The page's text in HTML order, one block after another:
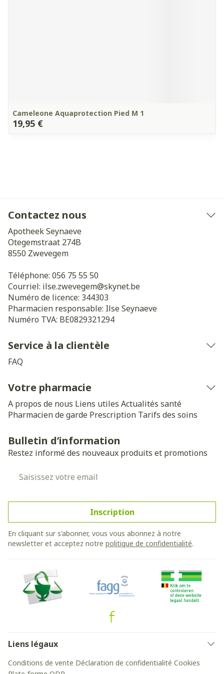
Cameleone Aquaprotection Pied M 1
19,95 €
Contactez nous
Apotheek Seynaeve
Otegemstraat 274B
8550 Zwevegem
Téléphone: 056 75 55 50
Courriel: ilse.zwevegem@skynet.be
Numéro de licence: 344303
Pharmacien responsable: Ilse Seynaeve
Numéro TVA: BE0829321294
Service à la clientèle
FAQ
Votre pharmacie
A propos de nous Liens utiles Actualités santé
Pharmacien de garde Prescription Tarifs des soins
Bulletin d’information
Restez informé des nouveaux produits et promotions
Inscription
En cliquant sur s'abonner, vous vous abonnez à notre
newsletter et acceptez notre politique de confidentialité.
Liens légaux
Conditions de vente Déclaration de confidentialité Cookies